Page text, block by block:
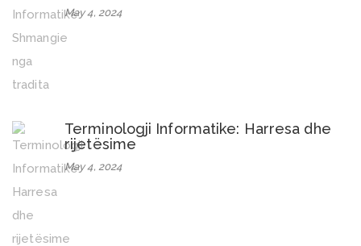
May 4, 2024
Terminologji Informatike: Harresa dhe
rijetësime
May 4, 2024